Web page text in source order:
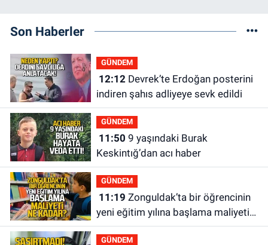
Son Haberler
GÜNDEM
12:12Devrek’te Erdoğan posterini
indiren şahıs adliyeye sevk edildi
GÜNDEM
11:50
Keskintığ’dan acı haber
GÜNDEM
11:19
yeni eğitim yılına başlama maliyeti
ne kadar?
GÜNDEM